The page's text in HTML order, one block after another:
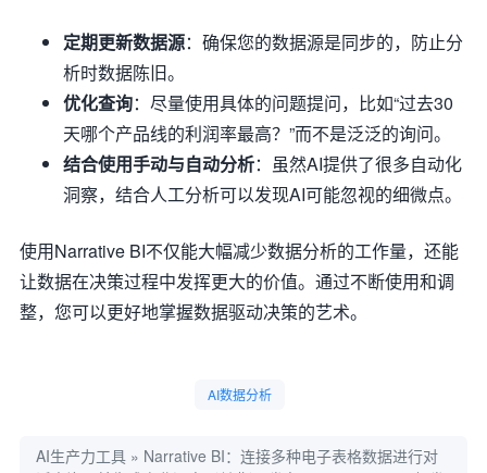
定期更新数据源：确保您的数据源是同步的，防止分
析时数据陈旧。
优化查询：尽量使用具体的问题提问，比如“过去30
天哪个产品线的利润率最高？”而不是泛泛的询问。
结合使用手动与自动分析：虽然AI提供了很多自动化
洞察，结合人工分析可以发现AI可能忽视的细微点。
使用Narrative BI不仅能大幅减少数据分析的工作量，还能
让数据在决策过程中发挥更大的价值。通过不断使用和调
整，您可以更好地掌握数据驱动决策的艺术。
AI数据分析
AI生产力工具 » Narrative BI：连接多种电子表格数据进行对